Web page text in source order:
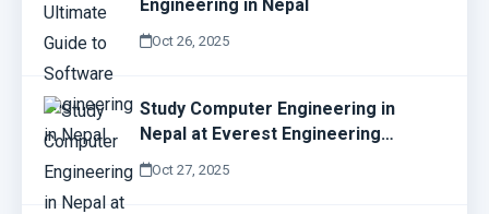
Engineering in Nepal
Oct 26, 2025
Study Computer Engineering in
Nepal at Everest Engineering
College (E.E.C)
Oct 27, 2025